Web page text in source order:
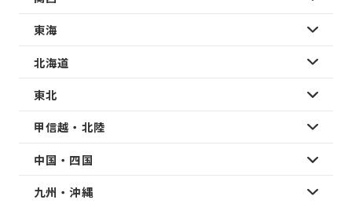
東海
北海道
東北
甲信越・北陸
中国・四国
九州・沖縄